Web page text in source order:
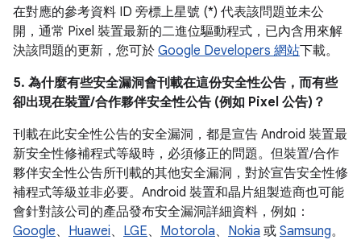
在對應的參考資料 ID 旁標上星號 (*) 代表該問題並未公
開，通常 Pixel 裝置最新的二進位驅動程式，已內含用來解
決該問題的更新，您可於 Google Developers 網站下載。
5. 為什麼有些安全漏洞會刊載在這份安全性公告，而有些
卻出現在裝置/合作夥伴安全性公告 (例如 Pixel 公告)？
刊載在此安全性公告的安全漏洞，都是宣告 Android 裝置最
新安全性修補程式等級時，必須修正的問題。但裝置/合作
夥伴安全性公告所刊載的其他安全漏洞，對於宣告安全性修
補程式等級並非必要。Android 裝置和晶片組製造商也可能
會針對該公司的產品發布安全漏洞詳細資料，例如：
Google、 Huawei、 LGE、 Motorola、 Nokia 或 Samsung。